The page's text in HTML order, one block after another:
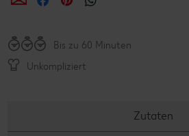
Bis zu 60 Minuten
Unkompliziert
Zutaten